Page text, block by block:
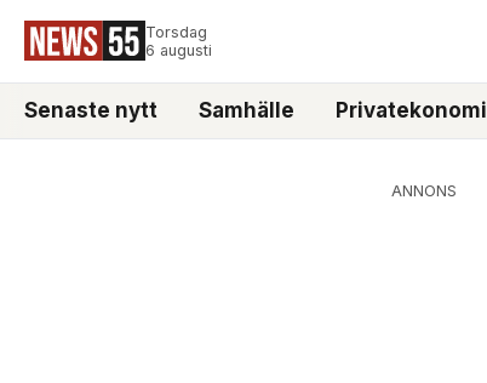
Torsdag
6 augusti
Senaste nytt Samhälle Privatekonomi
ANNONS